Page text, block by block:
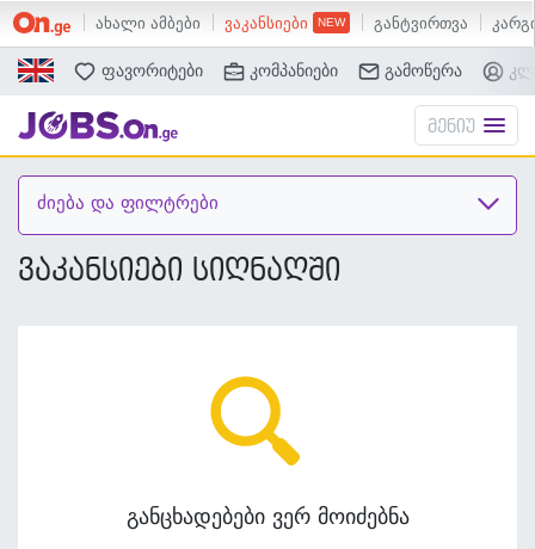
ახალი ამბები ვაკანსიები განტვირთვა
ძებნა
ფავორიტები კომპანიები გამოწერა
მენიუ
ძიება და ფილტრები
ვაკანსიები სიღნაღში
განცხადებები ვერ მოიძებნა